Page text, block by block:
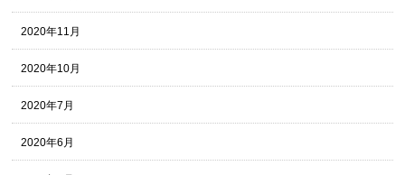
2020年11月
2020年10月
2020年7月
2020年6月